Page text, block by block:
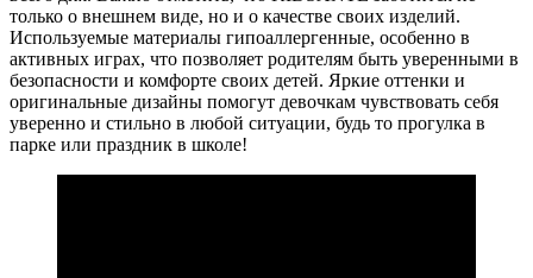
только о внешнем виде, но и о качестве своих изделий.
Используемые материалы гипоаллергенные, особенно в
активных играх, что позволяет родителям быть уверенными в
безопасности и комфорте своих детей. Яркие оттенки и
оригинальные дизайны помогут девочкам чувствовать себя
уверенно и стильно в любой ситуации, будь то прогулка в
парке или праздник в школе!